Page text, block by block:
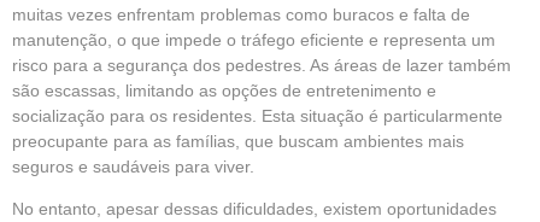
muitas vezes enfrentam problemas como buracos e falta de
manutenção, o que impede o tráfego eficiente e representa um
risco para a segurança dos pedestres. As áreas de lazer também
são escassas, limitando as opções de entretenimento e
socialização para os residentes. Esta situação é particularmente
preocupante para as famílias, que buscam ambientes mais
seguros e saudáveis para viver.
No entanto, apesar dessas dificuldades, existem oportunidades